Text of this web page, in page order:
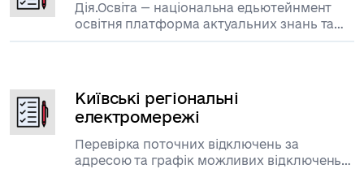
Дія.Освіта — національна едьютейнмент
освітня платформа актуальних знань та
навичок
Київські регіональні
електромережі
Перевірка поточних відключень за
адресою та графік можливих відключень